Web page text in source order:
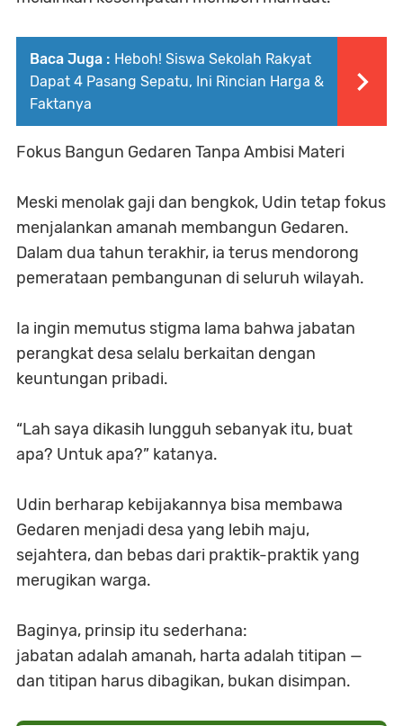
Baca Juga : Heboh! Siswa Sekolah Rakyat
Dapat 4 Pasang Sepatu, Ini Rincian Harga &
Faktanya
Fokus Bangun Gedaren Tanpa Ambisi Materi
Meski menolak gaji dan bengkok, Udin tetap fokus
menjalankan amanah membangun Gedaren.
Dalam dua tahun terakhir, ia terus mendorong
pemerataan pembangunan di seluruh wilayah.
Ia ingin memutus stigma lama bahwa jabatan
perangkat desa selalu berkaitan dengan
keuntungan pribadi.
“Lah saya dikasih lungguh sebanyak itu, buat
apa? Untuk apa?” katanya.
Udin berharap kebijakannya bisa membawa
Gedaren menjadi desa yang lebih maju,
sejahtera, dan bebas dari praktik-praktik yang
merugikan warga.
Baginya, prinsip itu sederhana:
jabatan adalah amanah, harta adalah titipan —
dan titipan harus dibagikan, bukan disimpan.